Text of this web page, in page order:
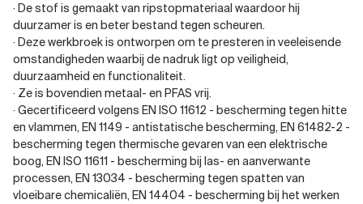
· De stof is gemaakt van ripstopmateriaal waardoor hij
duurzamer is en beter bestand tegen scheuren.
· Deze werkbroek is ontworpen om te presteren in veeleisende
omstandigheden waarbij de nadruk ligt op veiligheid,
duurzaamheid en functionaliteit.
· Ze is bovendien metaal- en PFAS vrij.
· Gecertificeerd volgens EN ISO 11612 - bescherming tegen hitte
en vlammen, EN 1149 - antistatische bescherming, EN 61482-2 -
bescherming tegen thermische gevaren van een elektrische
boog, EN ISO 11611 - bescherming bij las- en aanverwante
processen, EN 13034 - bescherming tegen spatten van
vloeibare chemicaliën, EN 14404 - bescherming bij het werken